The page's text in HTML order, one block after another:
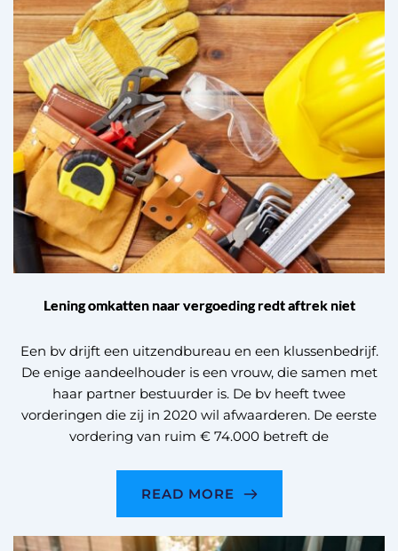
Lening omkatten naar vergoeding redt aftrek niet
Een bv drijft een uitzendbureau en een klussenbedrijf.
De enige aandeelhouder is een vrouw, die samen met
haar partner bestuurder is. De bv heeft twee
vorderingen die zij in 2020 wil afwaarderen. De eerste
vordering van ruim € 74.000 betreft de
READ MORE